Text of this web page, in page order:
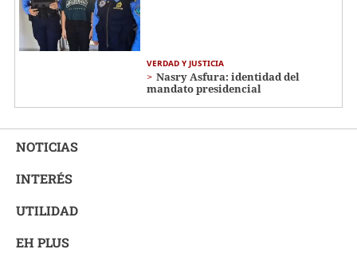
VERDAD Y JUSTICIA
Nasry Asfura: identidad del
mandato presidencial
NOTICIAS
INTERÉS
UTILIDAD
EH PLUS